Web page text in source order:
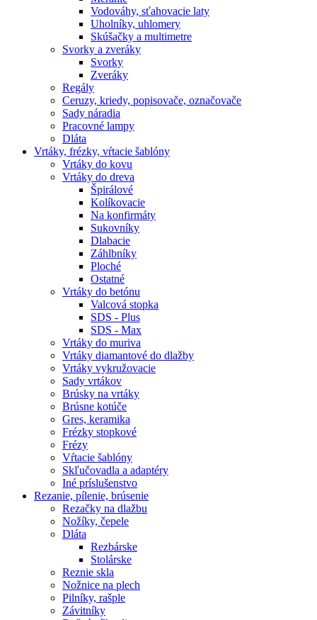
Vodováhy, sťahovacie laty
Uholníky, uhlomery
Skúšačky a multimetre
Svorky a zveráky
Svorky
Zveráky
Regály
Ceruzy, kriedy, popisovače, označovače
Sady náradia
Pracovné lampy
Dláta
Vrtáky, frézky, vŕtacie šablóny
Vrtáky do kovu
Vrtáky do dreva
Špirálové
Kolíkovacie
Na konfirmáty
Sukovníky
Dlabacie
Záhlbníky
Ploché
Ostatné
Vrtáky do betónu
Valcová stopka
SDS - Plus
SDS - Max
Vrtáky do muriva
Vrtáky diamantové do dlažby
Vrtáky vykružovacie
Sady vrtákov
Brúsky na vrtáky
Brúsne kotúče
Gres, keramika
Frézky stopkové
Frézy
Vŕtacie šablóny
Skľučovadla a adaptéry
Iné príslušenstvo
Rezanie, pílenie, brúsenie
Rezačky na dlažbu
Nožíky, čepele
Dláta
Rezbárske
Stolárske
Reznie skla
Nožnice na plech
Pilníky, rašple
Závitníky